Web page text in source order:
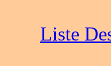
Liste